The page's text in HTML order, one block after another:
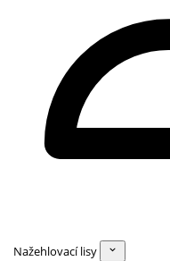
Nažehlovací lisy